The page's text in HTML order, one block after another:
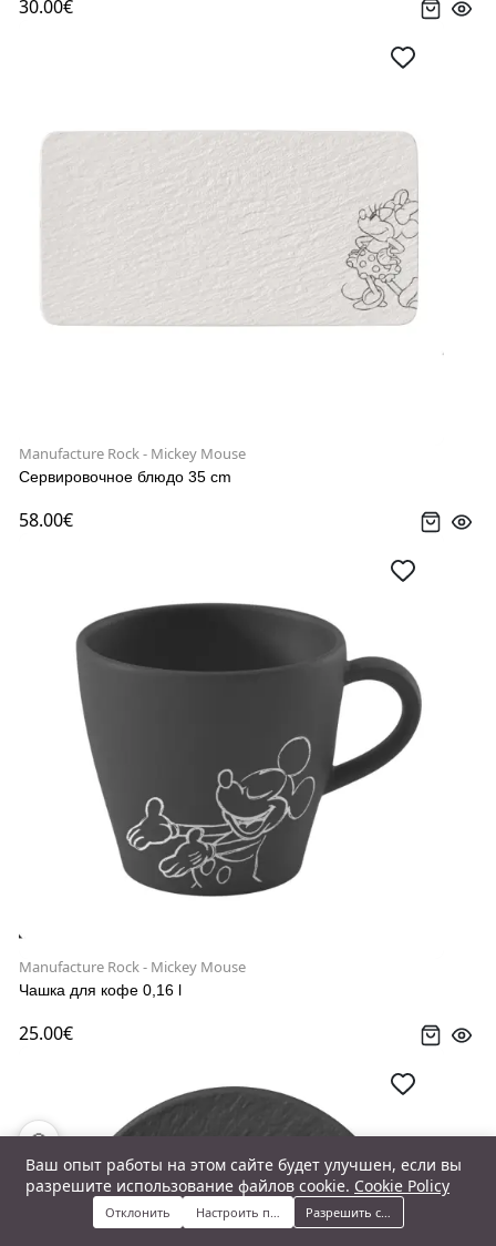
Меню Категории Поиск Корзина
30.00€
Manufacture Rock - Mickey Mouse
Сервировочное блюдо 35 cm
58.00€
Manufacture Rock - Mickey Mouse
Чашка для кофе 0,16 l
25.00€
Ваш опыт работы на этом сайте будет улучшен, если вы
разрешите использование файлов cookie. Cookie Policy
Отклонить Настроить предпочтенияРазрешить cookie
🍪